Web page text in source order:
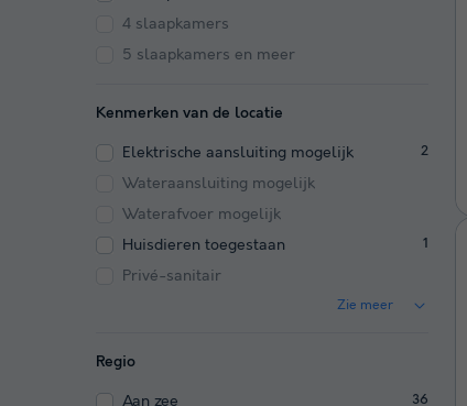
4 slaapkamers
5 slaapkamers en meer
Kenmerken van de locatie
Elektrische aansluiting mogelijk 2
Wateraansluiting mogelijk
Waterafvoer mogelijk
Huisdieren toegestaan
1
Privé-sanitair
Zie meer
Regio
Aan zee 36